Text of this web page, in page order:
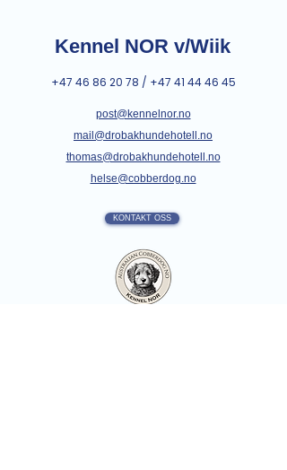
Kennel NOR v/Wiik
+47 46 86 20 78 / +47 41 44 46 45
post@kennelnor.no
mail@drobakhundehotell.no
thomas@drobakhundehotell.no
helse@cobberdog.no
KONTAKT OSS